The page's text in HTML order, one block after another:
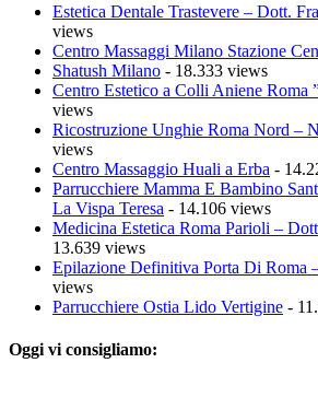
Estetica Dentale Trastevere – Dott.
views
Centro Massaggi Milano Stazione
Shatush Milano - 18.333 views
Centro Estetico a Colli Aniene Roma
views
Ricostruzione Unghie Roma Nord –
views
Centro Massaggio Huali a Erba -
Parrucchiere Mamma E Bambino
La Vispa Teresa - 14.106 views
Medicina Estetica Roma Parioli –
13.639 views
Epilazione Definitiva Porta Di Roma
views
Parrucchiere Ostia Lido Vertigine -
Oggi vi consigliamo: